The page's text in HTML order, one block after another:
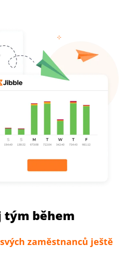
tým během
zaměstnanců ještě